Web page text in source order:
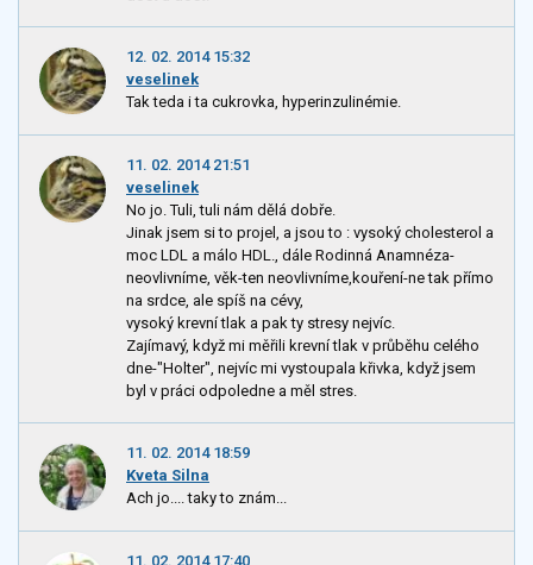
12. 02. 2014 15:32
veselinek
Tak teda i ta cukrovka, hyperinzulinémie.
11. 02. 2014 21:51
veselinek
No jo. Tuli, tuli nám dělá dobře.
Jinak jsem si to projel, a jsou to : vysoký cholesterol a
moc LDL a málo HDL., dále Rodinná Anamnéza-
neovlivníme, věk-ten neovlivníme,kouření-ne tak přímo
na srdce, ale spíš na cévy,
vysoký krevní tlak a pak ty stresy nejvíc.
Zajímavý, když mi měřili krevní tlak v průběhu celého
dne-"Holter", nejvíc mi vystoupala křivka, když jsem
byl v práci odpoledne a měl stres.
11. 02. 2014 18:59
Kveta Silna
Ach jo.... taky to znám...
11. 02. 2014 17:40